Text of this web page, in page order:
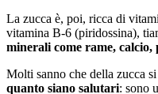
La zucca è, poi, ricca di
vitamina B-6 (piridossina),
minerali come rame, calcio,
Molti sanno che della zucca
quanto siano salutari: sono